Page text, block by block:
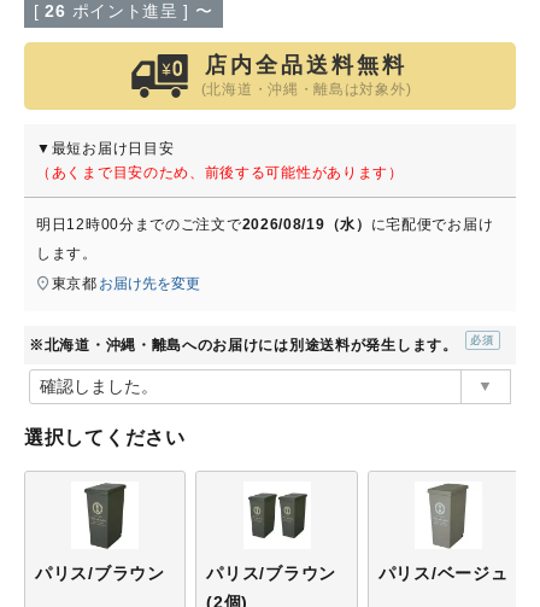
大口注文窓口
[ 26 ポイント進呈 ] 〜
店内全品送料無料
(北海道・沖縄・離島は対象外)
▼最短お届け日目安
（あくまで目安のため、前後する可能性があります）
明日 12時00分 までのご注文で2026/08/19（水） に宅配便でお届け
します。
東京都 お届け先を変更
※北海道・沖縄・離島へのお届けには別途送料が発生します。
須)
選択してください
パリス/ブラウン
パリス/ブラウン
(2個)
パリス/ベージュ